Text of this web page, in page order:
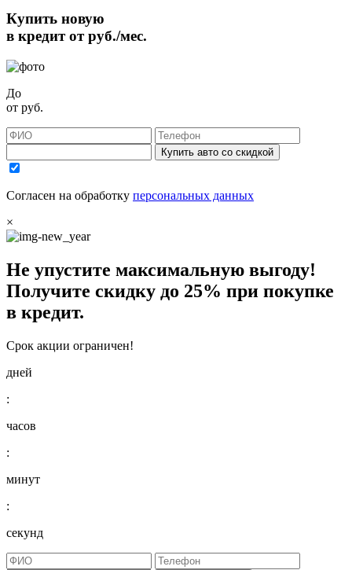
Купить новую
в кредит отруб./мес.
До
от руб.
Купить авто со скидкой
Согласен на обработку персональных данных
×
Не упустите максимальную выгоду!
Получите скидку до 25% при покупке
в кредит.
Срок акции ограничен!
дней
:
часов
:
минут
:
секунд